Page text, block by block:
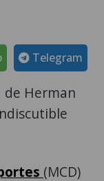
Telegram
Herman
(MCD)